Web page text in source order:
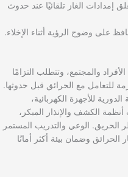
إمدادات الغاز تلقائيًا عند حدوث
على وضوح الرؤية أثناء الإخلاء.
والمجتمع، وتتطلب التزامًا
للتعامل مع الحرائق قبل حدوثها.
للأجهزة الكهربائية،
الكشف والإنذار المبكر،
الحريق. الوعي والتدريب المستمر
وضمان بيئة أكثر أمانًا